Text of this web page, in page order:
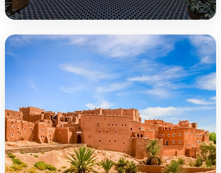
Más Información